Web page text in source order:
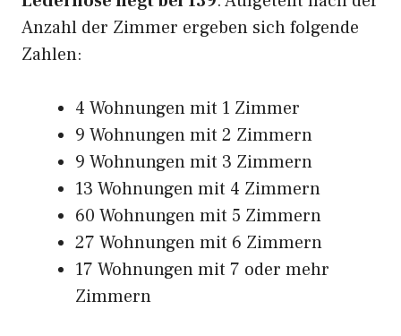
Anzahl der Zimmer ergeben sich folgende
Zahlen:
4 Wohnungen mit 1 Zimmer
9 Wohnungen mit 2 Zimmern
9 Wohnungen mit 3 Zimmern
13 Wohnungen mit 4 Zimmern
60 Wohnungen mit 5 Zimmern
27 Wohnungen mit 6 Zimmern
17 Wohnungen mit 7 oder mehr
Zimmern